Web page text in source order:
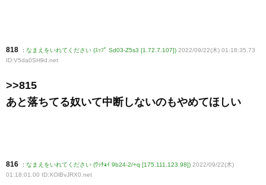
818 : なまえをいれてください (ｽｯﾌﾟ Sd03-Z5s3 [1.72.7.107]) 2022/09/22(木) 01:18:35.73
ID:V5da0SH9d.net
>>815
あと落ちてる奴いて中断しないのもやめてほしい
816 : なまえをいれてください (ﾜｯﾁｮｲ 9b24-2/+q [175.111.123.98]) 2022/09/22(木)
01:18:01.00 ID:XOlBvJRX0 .net